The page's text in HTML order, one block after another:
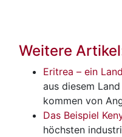
Weitere
Eritrea – ein
aus diesem
kommen von
Das Beispiel
höchsten